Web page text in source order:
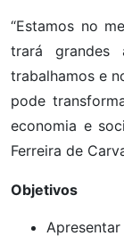
“Estamos no
trará grandes
trabalhamos e
pode
economia e
Ferreira de
Objetivos